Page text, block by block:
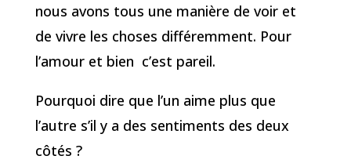
nous avons tous une manière de voir et
de vivre les choses différemment. Pour
l’amour et bien c’est pareil.
Pourquoi dire que l’un aime plus que
l’autre s’il y a des sentiments des deux
côtés ?